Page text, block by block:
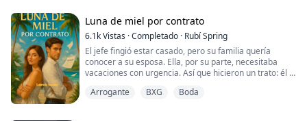
Pero en cuanto vio las galletas, se le fue el color del
rostro. Gritó:
—¡Aléjate! ¡Aléjate!
Y salió disparada de la habitación.
Luna de miel por contrato
6.1kVistas ·Completado · Rubí Spring
El jefe fingió estar casado, pero su familia quería
conocer a su esposa. Ella, por su parte, necesitaba
vacaciones con urgencia. Así que hicieron un trato: él la
paradisíaco, pero con una condición… debía fingir ser
Arrogante BXG Boda